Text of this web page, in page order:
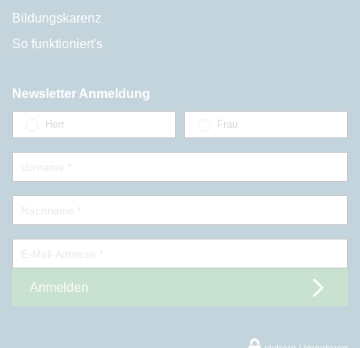
Bildungskarenz
So funktioniert's
Newsletter Anmeldung
Herr Frau
Anmelden